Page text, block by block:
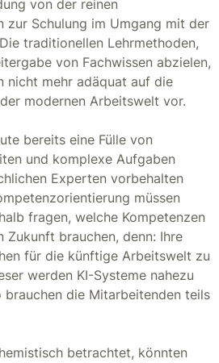
von der reinen
zur Schulung im Umgang mit der
traditionellen Lehrmethoden,
von Fachwissen abzielen,
nicht mehr adäquat auf die
modernen Arbeitswelt vor.
bereits eine Fülle von
und komplexe Aufgaben
Experten vorbehalten
müssen
fragen, welche Kompetenzen
Zukunft brauchen, denn: Ihre
für die künftige Arbeitswelt zu
werden KI-Systeme nahezu
brauchen die Mitarbeitenden teils
betrachtet, könnten